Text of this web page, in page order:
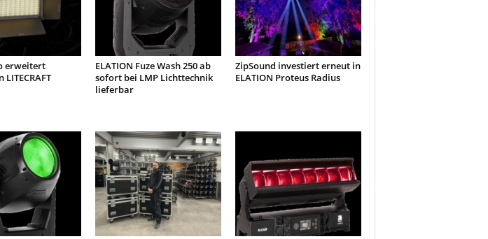
erweitert
ELATION Fuze Wash 250 ab
sofort bei LMP Lichttechnik
lieferbar
ZipSound investiert erneut in
ELATION Proteus Radius